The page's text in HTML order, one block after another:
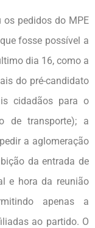
os pedidos do MPE
fosse possível a
dia 16, como a
do pré-candidato
cidadãos para o
de transporte); a
a aglomeração
da entrada de
e hora da reunião
apenas a
ao partido. O